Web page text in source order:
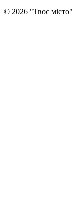
© 2026 "Твоє місто"